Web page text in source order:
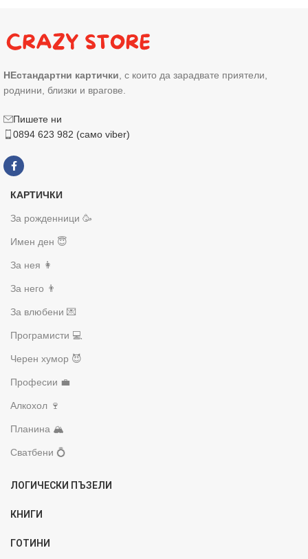
НЕстандартни картички, с които да зарадвате приятели,
роднини, близки и врагове.
Пишете ни
0894 623 982 (само viber)
КАРТИЧКИ
За рожденници 🥳
Имен ден 😇
За нея 👩
За него 👨
За влюбени 💌
Програмисти 💻
Черен хумор 😈
Професии 💼
Алкохол 🍷
Планина 🏔️
Сватбени 💍
ЛОГИЧЕСКИ ПЪЗЕЛИ
КНИГИ
ГОТИНИ